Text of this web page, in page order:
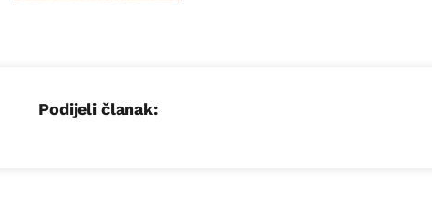
Podijeli članak: